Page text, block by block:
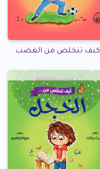
كيف تتخلص من الغضب